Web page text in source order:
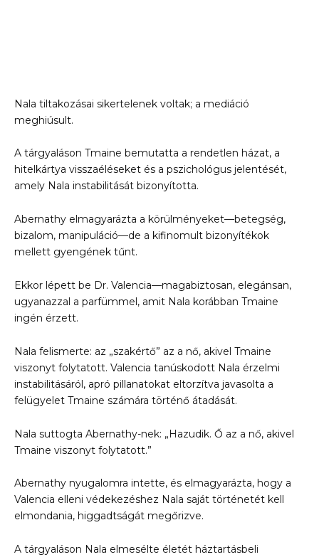
Nala tiltakozásai sikertelenek voltak; a mediáció
meghiúsult.
A tárgyaláson Tmaine bemutatta a rendetlen házat, a
hitelkártya visszaéléseket és a pszichológus jelentését,
amely Nala instabilitását bizonyította.
Abernathy elmagyarázta a körülményeket—betegség,
bizalom, manipuláció—de a kifinomult bizonyítékok
mellett gyengének tűnt.
Ekkor lépett be Dr. Valencia—magabiztosan, elegánsan,
ugyanazzal a parfümmel, amit Nala korábban Tmaine
ingén érzett.
Nala felismerte: az „szakértő” az a nő, akivel Tmaine
viszonyt folytatott. Valencia tanúskodott Nala érzelmi
instabilitásáról, apró pillanatokat eltorzítva javasolta a
felügyelet Tmaine számára történő átadását.
Nala suttogta Abernathy-nek: „Hazudik. Ő az a nő, akivel
Tmaine viszonyt folytatott.”
Abernathy nyugalomra intette, és elmagyarázta, hogy a
Valencia elleni védekezéshez Nala saját történetét kell
elmondania, higgadtságát megőrizve.
A tárgyaláson Nala elmesélte életét háztartásbeli